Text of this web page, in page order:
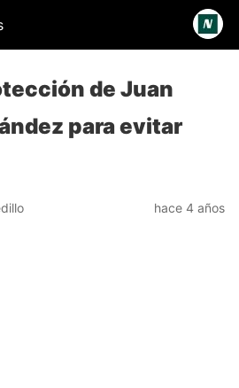
de Juan
para evitar
hace 4 años